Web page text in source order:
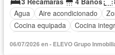
Agua
Aire acondicionado
Cocina equipada
Cocina
Gas natural
Gimnasio
06/07/2026 en - ELEVO Grupo